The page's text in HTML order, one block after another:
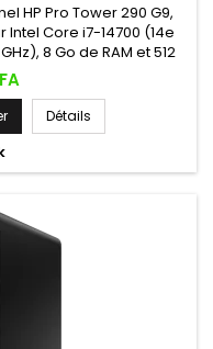
HP Pro Tower 290 G9,
Core i7-14700 (14e
8 Go de RAM et 512
puissante et évolutive
professionnelles
Détails